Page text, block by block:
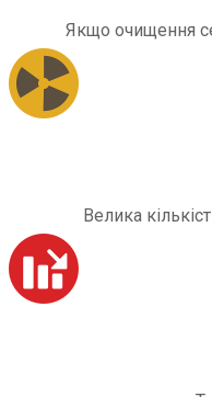
Якщо очищення
Велика